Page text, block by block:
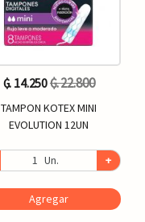
₲. 14.250₲. 22.800
TAMPON KOTEX MINI
EVOLUTION 12UN
Un. +
Agregar